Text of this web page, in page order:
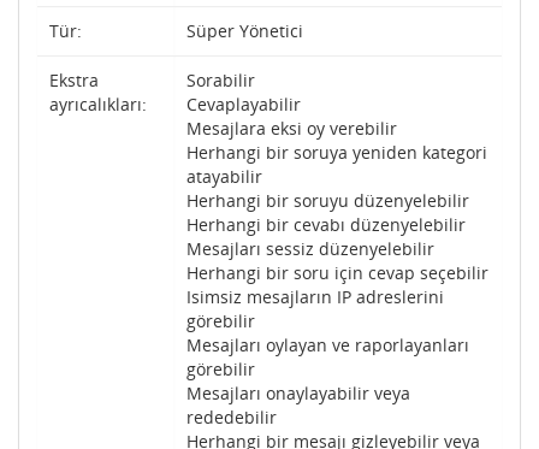
Tür: Süper Yönetici
Ekstra
ayrıcalıkları:
Sorabilir
Cevaplayabilir
Mesajlara eksi oy verebilir
Herhangi bir soruya yeniden kategori
atayabilir
Herhangi bir soruyu düzenyelebilir
Herhangi bir cevabı düzenyelebilir
Mesajları sessiz düzenyelebilir
Herhangi bir soru için cevap seçebilir
Isimsiz mesajların IP adreslerini
görebilir
Mesajları oylayan ve raporlayanları
görebilir
Mesajları onaylayabilir veya
rededebilir
Herhangi bir mesajı gizleyebilir veya